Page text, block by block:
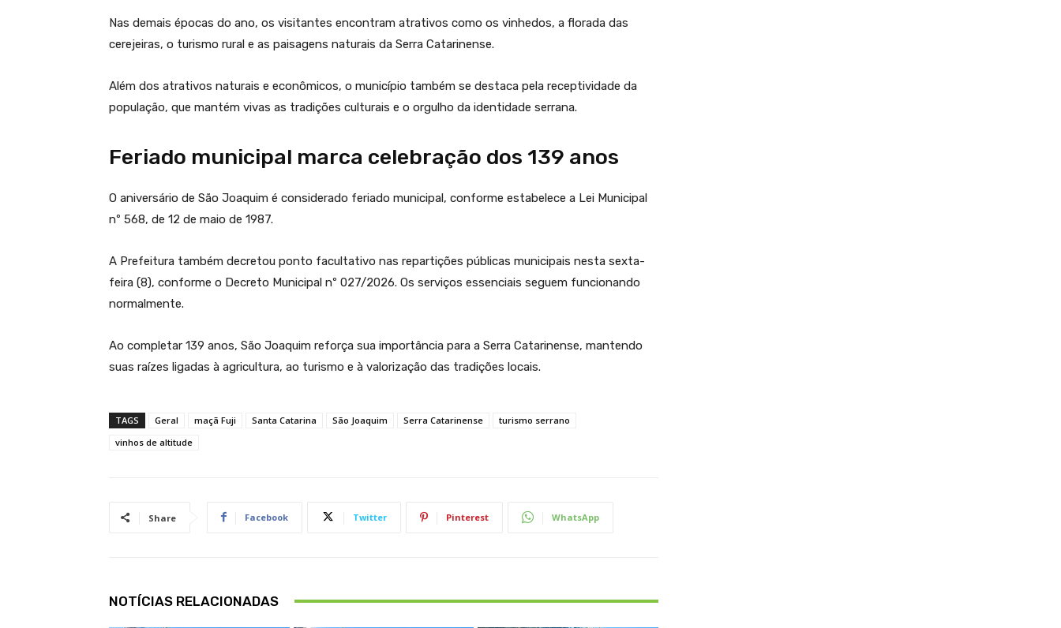
Nas demais épocas do ano, os visitantes encontram atrativos como os vinhedos, a florada das
cerejeiras, o turismo rural e as paisagens naturais da Serra Catarinense.
Além dos atrativos naturais e econômicos, o município também se destaca pela receptividade da
população, que mantém vivas as tradições culturais e o orgulho da identidade serrana.
Feriado municipal marca celebração dos 139 anos
O aniversário de São Joaquim é considerado feriado municipal, conforme estabelece a Lei Municipal
nº 568, de 12 de maio de 1987.
A Prefeitura também decretou ponto facultativo nas repartições públicas municipais nesta sexta-
feira (8), conforme o Decreto Municipal nº 027/2026. Os serviços essenciais seguem funcionando
normalmente.
Ao completar 139 anos, São Joaquim reforça sua importância para a Serra Catarinense, mantendo
suas raízes ligadas à agricultura, ao turismo e à valorização das tradições locais.
TAGS Geral maçã Fuji Santa Catarina São Joaquim Serra Catarinense
turismo serrano
vinhos de altitude
Share Facebook Twitter Pinterest WhatsApp
NOTÍCIAS RELACIONADAS